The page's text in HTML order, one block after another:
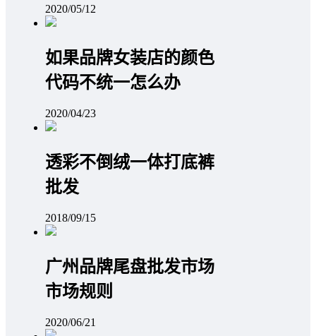
2020/05/12
如果品牌女装店的颜色
代码不统一怎么办
2020/04/23
透彩不倒绒一体打底裤
批发
2018/09/15
广州品牌尾盘批发市场
市场规则
2020/06/21